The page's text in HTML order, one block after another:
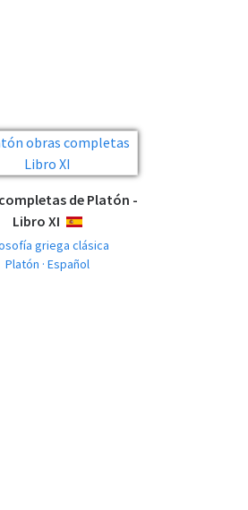
de Platón -
Libro XI
ESPAÑOL
griega clásica
Platón · Español